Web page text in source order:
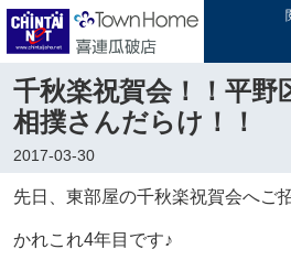
千秋楽祝賀会！！平野
相撲さんだらけ！！
2017-03-30
先日、東部屋の千秋楽祝賀会へご
かれこれ4年目です♪